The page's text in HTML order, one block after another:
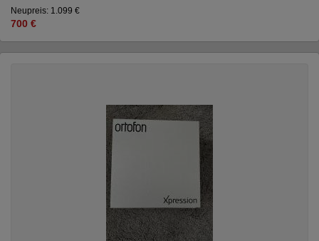
Neupreis: 1.099 €
700 €